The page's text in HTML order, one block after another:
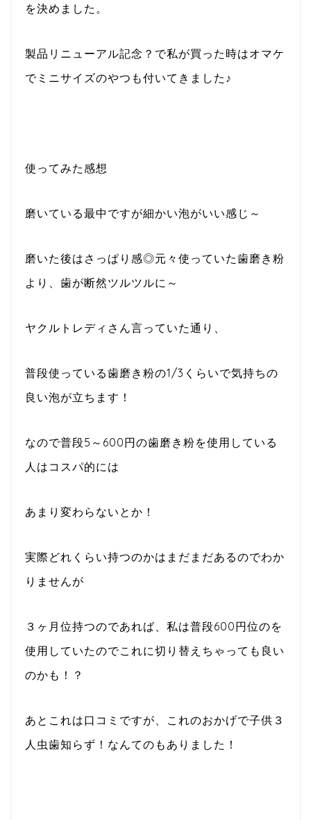
を決めました。
製品リニューアル記念？で私が買った時はオマケ
でミニサイズのやつも付いてきました♪
使ってみた感想
磨いている最中ですが細かい泡がいい感じ～
磨いた後はさっぱり感◎元々使っていた歯磨き粉
より、歯が断然ツルツルに～
ヤクルトレディさん言っていた通り、
普段使っている歯磨き粉の1/3くらいで気持ちの
良い泡が立ちます！
なので普段5～600円の歯磨き粉を使用している
人はコスパ的には
あまり変わらないとか！
実際どれくらい持つのかはまだまだあるのでわか
りませんが
３ヶ月位持つのであれば、私は普段600円位のを
使用していたのでこれに切り替えちゃっても良い
のかも！？
あとこれは口コミですが、これのおかげで子供３
人虫歯知らず！なんてのもありました！